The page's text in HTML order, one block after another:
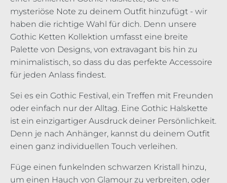
mysteriöse Note zu deinem Outfit hinzufügt - wir
haben die richtige Wahl für dich. Denn unsere
Gothic Ketten Kollektion umfasst eine breite
Palette von Designs, von extravagant bis hin zu
minimalistisch, so dass du das perfekte Accessoire
für jeden Anlass findest.
Sei es ein Gothic Festival, ein Treffen mit Freunden
oder einfach nur der Alltag. Eine Gothic Halskette
ist ein einzigartiger Ausdruck deiner Persönlichkeit.
Denn je nach Anhänger, kannst du deinem Outfit
einen ganz individuellen Touch verleihen.
Füge einen funkelnden schwarzen Kristall hinzu,
um einen Hauch von Glamour zu verbreiten, oder